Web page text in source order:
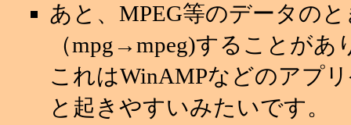
あと、MPEG等のデータの
（mpg→mpeg)することがあ
これはWinAMPなどのアプ
と起きやすいみたいです。